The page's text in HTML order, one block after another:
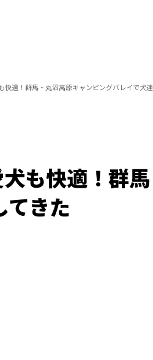
快適！群馬・丸沼高原キャンピングバレイで犬
も快適！群
てきた